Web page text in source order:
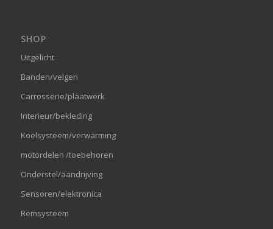
SHOP
Uitgelicht
Banden/velgen
Carrosserie/plaatwerk
Interieur/bekleding
Koelsysteem/verwarming
motordelen /toebehoren
Onderstel/aandrijving
Sensoren/elektronica
Remsysteem